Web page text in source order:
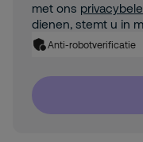
met ons
dienen, stemt u in
Anti-robotverificatie